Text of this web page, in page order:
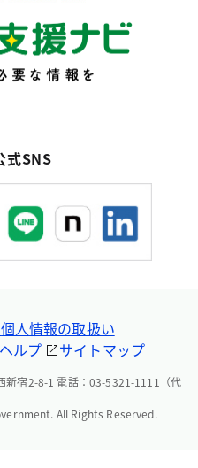
式SNS
個人情報の取扱い
ルプ サイトマップ
新宿2-8-1 電話：03-5321-1111（代
All Rights Reserved.